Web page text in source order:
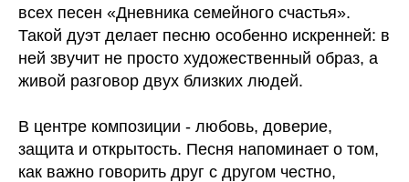
всех песен «Дневника семейного счастья».
Такой дуэт делает песню особенно искренней: в
ней звучит не просто художественный образ, а
живой разговор двух близких людей.
В центре композиции - любовь, доверие,
защита и открытость. Песня напоминает о том,
как важно говорить друг с другом честно,